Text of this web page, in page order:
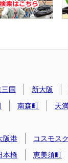
国 新大阪
南森町 天
阪港
コスモス
本橋
恵美須町